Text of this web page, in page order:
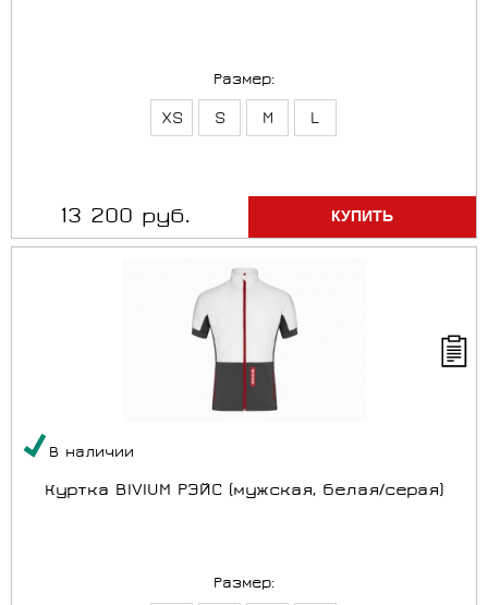
Размер:
XS S M L
13 200 руб.
В наличии
Куртка BIVIUM РЭЙС (мужская, белая/серая)
Размер: